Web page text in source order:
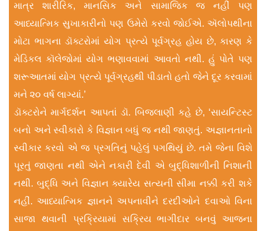
માત્ર શારીરિક, માનસિક અને સામાજિક જ નહીં પણ
આધ્યાત્મિક સુખાકારીનો પણ ઉમેરો કરવો જોઈએ. ઍલોપથીના
મોટા ભાગના ડૉક્ટરોમાં યોગ પ્રત્યે પૂર્વગ્રહ હોય છે, કારણ કે
મેડિકલ કૉલેજોમાં યોગ ભણાવવામાં આવતો નથી. હું પોતે પણ
શરૂઆતમાં યોગ પ્રત્યે પૂર્વગ્રહથી પીડાતો હતો જેને દૂર કરવામાં
મને ૨૦ વર્ષ લાગ્યાં.’
ડૉક્ટરોને માર્ગદર્શન આપતાં ડૉ. બિજલાણી કહે છે, ‘સાયન્ટ‌િસ્ટ
બનો અને સ્વીકારો કે વિજ્ઞાન બધું જ નથી જાણતું. અજ્ઞાનતાનો
સ્વીકાર કરવો એ જ પ્રગતિનું પહેલું પગથિયું છે. તમે જેના વિશે
પૂરતું જાણતા નથી એને નકારી દેવી એ બુદ્ધિશાળીની નિશાની
નથી. બુદ્ધિ અને વિજ્ઞાન ક્યારેય સત્યની સીમા નક્કી કરી શકે
નહીં. આધ્યાત્મિક જ્ઞાનને અપનાવીને દરદીઓને દવાઓ વિના
સાજા થવાની પ્રક્રિયામાં સક્રિય ભાગીદાર બનવું આજના